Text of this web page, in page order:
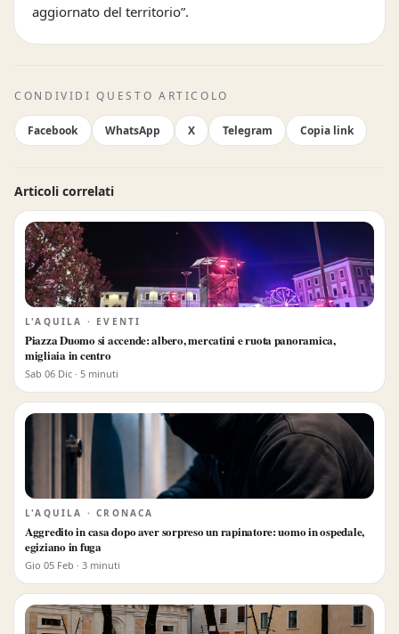
aggiornato del territorio”.
CONDIVIDI QUESTO ARTICOLO
Facebook WhatsApp X Telegram Copia link
Articoli correlati
L'AQUILA · EVENTI
Piazza Duomo si accende: albero, mercatini e ruota panoramica,
migliaia in centro
Sab 06 Dic · 5 minuti
L'AQUILA · CRONACA
Aggredito in casa dopo aver sorpreso un rapinatore: uomo in ospedale,
egiziano in fuga
Gio 05 Feb · 3 minuti